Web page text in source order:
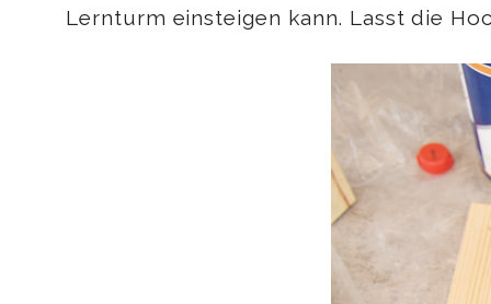
Lernturm einsteigen kann. Lasst die